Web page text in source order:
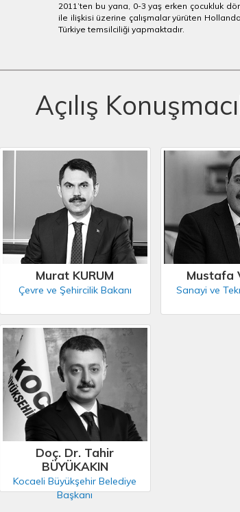
2011’ten bu yana, 0-3 yaş erken çocukluk
ile ilişkisi üzerine çalışmalar yürüten Hollanda
Türkiye temsilciliği yapmaktadır.
Açılış
Murat KURUM
Çevre ve Şehircilik Bakanı
Mustafa
Sanayi ve
Doç. Dr. Tahir
BÜYÜKAKIN
Kocaeli Büyükşehir Belediye
Başkanı